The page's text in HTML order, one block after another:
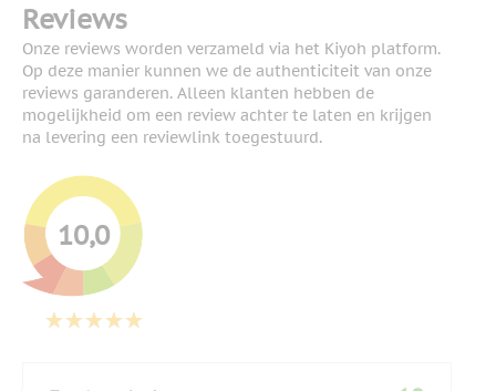
Reviews
Onze reviews worden verzameld via het Kiyoh platform.
Op deze manier kunnen we de authenticiteit van onze
reviews garanderen. Alleen klanten hebben de
mogelijkheid om een review achter te laten en krijgen
na levering een reviewlink toegestuurd.
10,0